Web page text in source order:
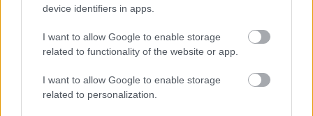
device identifiers in apps.
I want to allow Google to enable storage
related to functionality of the website or app.
I want to allow Google to enable storage
related to personalization.